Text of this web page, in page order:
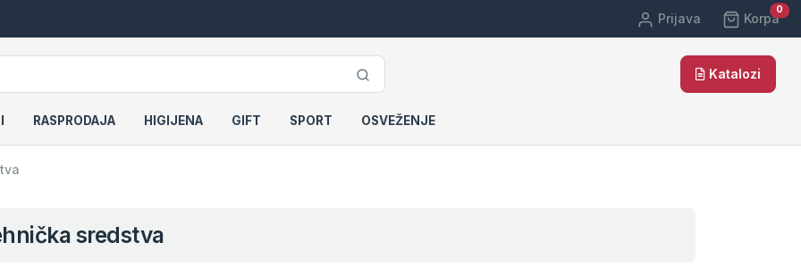
Prijava
0 cart
Korpa
Katalozi
RASPRODAJA HIGIJENA GIFT SPORT OSVEŽENJE
sredstva